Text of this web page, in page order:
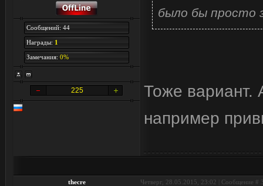
Сообщений: 44
Награды: 1
Замечания: 0%
225
было бы просто
Тоже вариант.
например
thecre Четверг, 28.05.2015, 23:02 | Сообщение #